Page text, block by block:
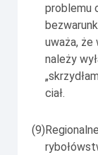
problemu
uważa,
należy
ciał.
(9)